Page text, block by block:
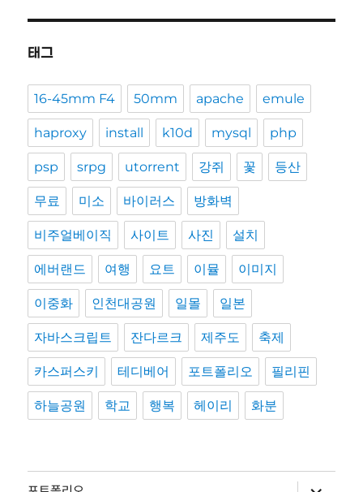
태그
16-45mm F4 50mm apache emule
haproxy install k10d mysql php
psp srpg utorrent 강쥐 꽃 등산
무료 미소 바이러스 방화벽
비주얼베이직 사이트 사진 설치
에버랜드 여행 요트 이뮬 이미지
이중화 인천대공원 일몰 일본
자바스크립트 잔다르크 제주도 축제
카스퍼스키 테디베어 포트폴리오 필리핀
하늘공원 학교 행복 헤이리 화분
하